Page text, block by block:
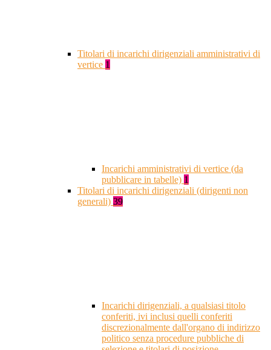
Titolari di incarichi dirigenziali amministrativi di
vertice 1
Incarichi amministrativi di vertice (da
pubblicare in tabelle) 1
Titolari di incarichi dirigenziali (dirigenti non
generali) 39
Incarichi dirigenziali, a qualsiasi titolo
conferiti, ivi inclusi quelli conferiti
discrezionalmente dall'organo di indirizzo
politico senza procedure pubbliche di